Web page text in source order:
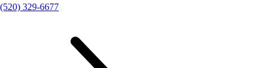
(520) 329-6677